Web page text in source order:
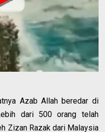
Azab Allah beredar di
dari 500 orang telah
Zizan Razak dari Malaysia